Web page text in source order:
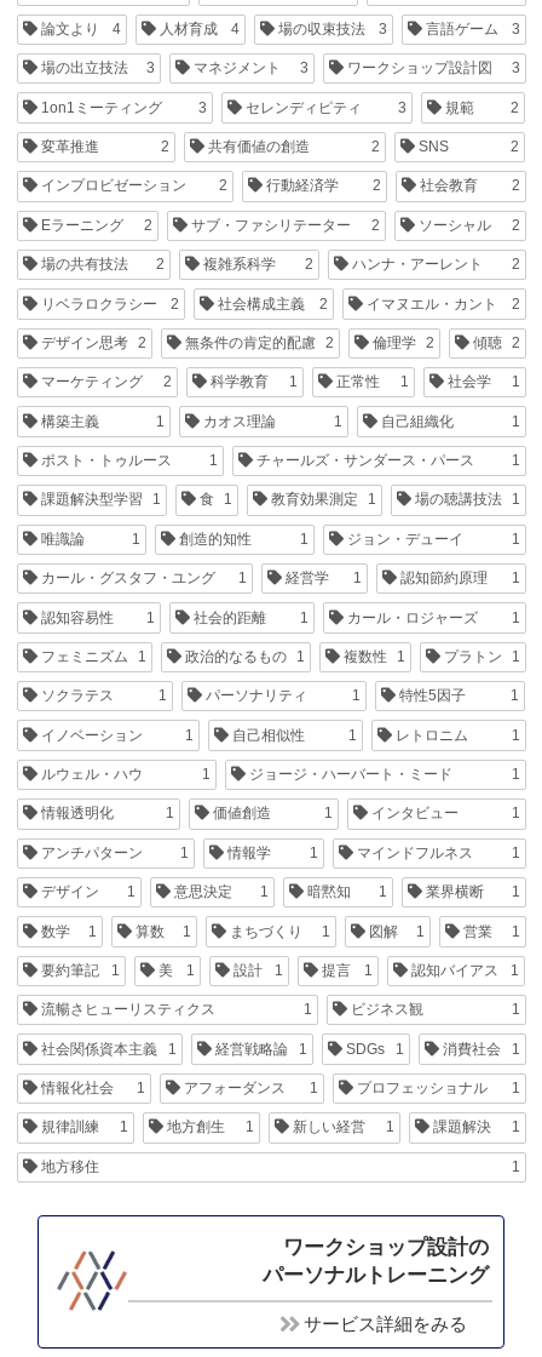
論文より 4 人材育成 4 場の収束技法 3 言語ゲーム 3
場の出立技法 3 マネジメント 3 ワークショップ設計図 3
1on1ミーティング 3 セレンディピティ 3 規範 2
変革推進 2 共有価値の創造 2 SNS 2
インプロビゼーション 2 行動経済学 2 社会教育 2
Eラーニング 2 サブ・ファシリテーター 2 ソーシャル 2
場の共有技法 2 複雑系科学 2 ハンナ・アーレント 2
リベラロクラシー 2 社会構成主義 2 イマヌエル・カント 2
デザイン思考 2 無条件の肯定的配慮 2 倫理学 2 傾聴 2
マーケティング 2 科学教育 1 正常性 1 社会学 1
構築主義 1 カオス理論 1 自己組織化 1
ポスト・トゥルース 1 チャールズ・サンダース・パース 1
課題解決型学習 1 食 1 教育効果測定 1 場の聴講技法 1
唯識論 1 創造的知性 1 ジョン・デューイ 1
カール・グスタフ・ユング 1 経営学 1 認知節約原理 1
認知容易性 1 社会的距離 1 カール・ロジャーズ 1
フェミニズム 1 政治的なるもの 1 複数性 1 プラトン 1
ソクラテス 1 パーソナリティ 1 特性5因子 1
イノベーション 1 自己相似性 1 レトロニム 1
ルウェル・ハウ 1 ジョージ・ハーバート・ミード 1
情報透明化 1 価値創造 1 インタビュー 1
アンチパターン 1 情報学 1 マインドフルネス 1
デザイン 1 意思決定 1 暗黙知 1 業界横断 1
数学 1 算数 1 まちづくり 1 図解 1 営業 1
要約筆記 1 美 1 設計 1 提言 1 認知バイアス 1
流暢さヒューリスティクス 1 ビジネス観 1
社会関係資本主義 1 経営戦略論 1 SDGs 1 消費社会 1
情報化社会 1 アフォーダンス 1 プロフェッショナル 1
規律訓練 1 地方創生 1 新しい経営 1 課題解決 1
地方移住 1
ワークショップ設計の
パーソナルトレーニング
サービス詳細をみる